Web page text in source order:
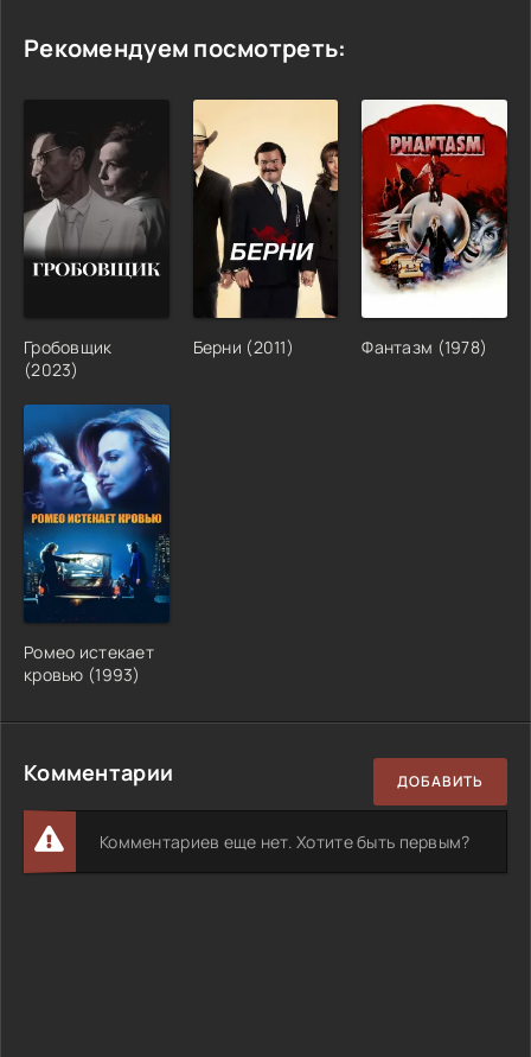
Рекомендуем посмотреть:
Гробовщик
(2023)
Берни (2011) Фантазм (1978)
Ромео истекает
кровью (1993)
Комментарии ДОБАВИТЬ
Комментариев еще нет. Хотите быть первым?